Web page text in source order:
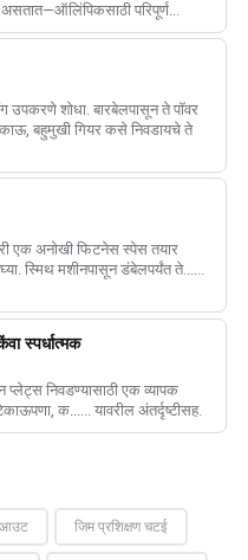
परिपूर्ण...
शोधा. बारबेलपासून ते पॉवर
बहुमुखी गियर कसे निवडायचे ते
एक अनोखी फिटनेस स्पेस तयार
स्मिथ मशीनपासून डंबेलपर्यंत ते......
स्पर्धात्मक
प्लेट्स निवडण्यासाठी एक व्यापक
क...... यावरील अंतर्दृष्टीसह.
जिम प्रशिक्षण चटई